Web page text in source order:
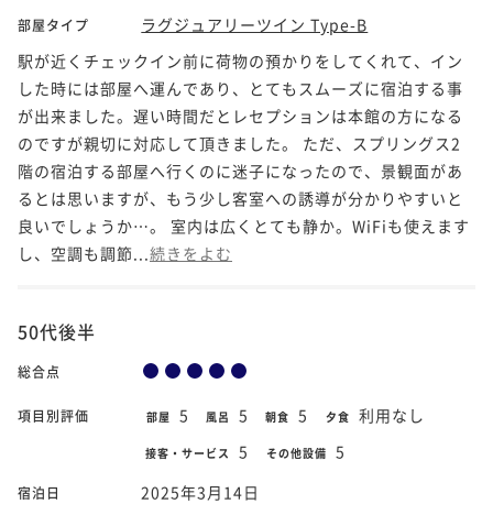
部屋タイプ
ラグジュアリーツイン Type-B
駅が近くチェックイン前に荷物の預かりをしてくれて、イン
した時には部屋へ運んであり、とてもスムーズに宿泊する事
が出来ました。遅い時間だとレセプションは本館の方になる
のですが親切に対応して頂きました。 ただ、スプリングス2
階の宿泊する部屋へ行くのに迷子になったので、景観面があ
るとは思いますが、もう少し客室への誘導が分かりやすいと
良いでしょうか…。 室内は広くとても静か。WiFiも使えます
し、空調も調節... 続きをよむ
50代後半
総合点
項目別評価 部屋 5 風呂 5 朝食 5 夕食 利用なし
接客・サービス 5 その他設備 5
宿泊日 2025年3月14日